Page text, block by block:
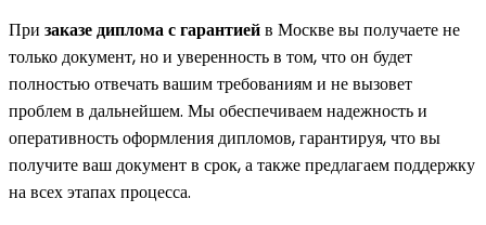
При заказе диплома с гарантиейв Москве вы получаете не
только документ, но и уверенность в том, что он будет
полностью отвечать вашим требованиям и не вызовет
проблем в дальнейшем. Мы обеспечиваем надежность и
оперативность оформления дипломов, гарантируя, что вы
получите ваш документ в срок, а также предлагаем поддержку
на всех этапах процесса.